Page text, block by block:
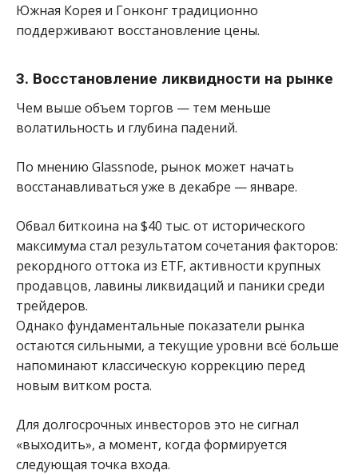
Южная Корея и Гонконг традиционно
поддерживают восстановление цены.
3. Восстановление ликвидности на рынке
Чем выше объем торгов — тем меньше
волатильность и глубина падений.
По мнению Glassnode, рынок может начать
восстанавливаться уже в декабре — январе.
Обвал биткоина на $40 тыс. от исторического
максимума стал результатом сочетания факторов:
рекордного оттока из ETF, активности крупных
продавцов, лавины ликвидаций и паники среди
трейдеров.
Однако фундаментальные показатели рынка
остаются сильными, а текущие уровни всё больше
напоминают классическую коррекцию перед
новым витком роста.
Для долгосрочных инвесторов это не сигнал
«выходить», а момент, когда формируется
следующая точка входа.